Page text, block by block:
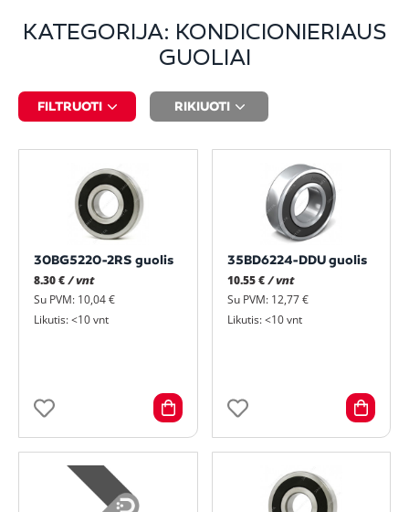
KATEGORIJA: KONDICIONIERIAUS
GUOLIAI
FILTRUOTI RIKIUOTI
30BG5220-2RS guolis
8.30 €/ vnt
Su PVM: 10,04 €
Likutis: <10 vnt
35BD6224-DDU guolis
10.55 € / vnt
Su PVM: 12,77 €
Likutis: <10 vnt